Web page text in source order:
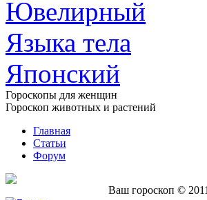
Ювелирный
Языка тела
Японский
Гороскопы для женщин
Гороскоп животных и растений
Главная
Статьи
Форум
Ваш гороскоп ©